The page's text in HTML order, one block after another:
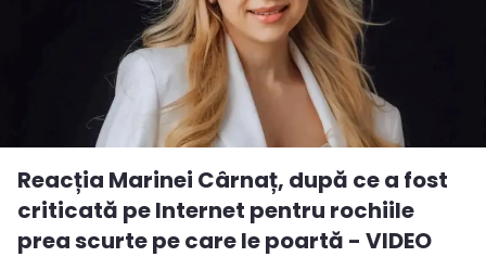
Reacția Marinei Cârnaț, după ce a fost
criticată pe Internet pentru rochiile
prea scurte pe care le poartă - VIDEO